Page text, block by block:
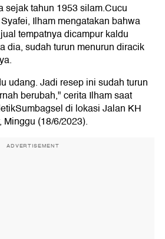
sejak tahun 1953 silam.Cucu
Ilham mengatakan bahwa
tempatnya dicampur kaldu
dia, sudah turun menurun diracik
udang. Jadi resep ini sudah turun
berubah," cerita Ilham saat
di lokasi Jalan KH
(18/6/2023).
ADVERTISEMENT